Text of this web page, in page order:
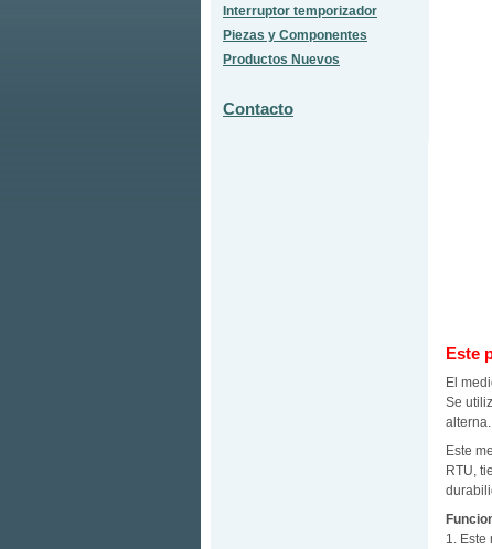
Interruptor temporizador
Piezas y Componentes
Productos Nuevos
Contacto
Este
El
Se
alterna.
Este
RTU,
1. Este